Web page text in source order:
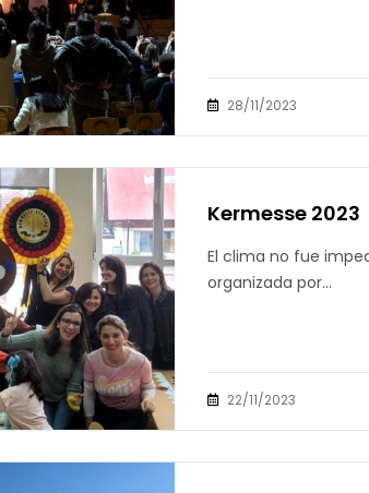
28/11/2023
Kermesse 2023
El clima no fue
organizada por...
22/11/2023